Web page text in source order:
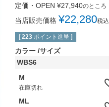
定価・OPEN ¥27,940のところ
当店販売価格 ¥22,280税込
[ 223 ポイント進呈 ]
カラー サイズ
WBS6
M
在庫切れ
ML